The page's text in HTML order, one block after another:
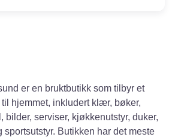
er en bruktbutikk som tilbyr et
hjemmet, inkludert klær, bøker,
bilder, serviser, kjøkkenutstyr, duker,
sportsutstyr. Butikken har det meste